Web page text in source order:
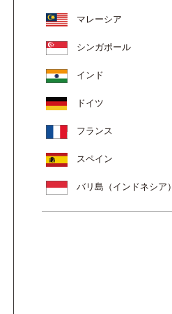
マレーシア
シンガポール
インド
ドイツ
フランス
スペイン
バリ島（インドネシア）